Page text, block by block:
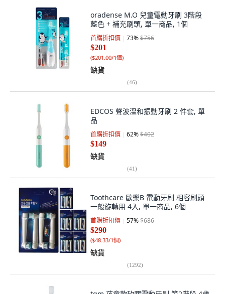
oradense M.O 兒童電動牙刷 3階段
藍色 + 補充刷頭, 單一商品, 1個
首購折扣價 73%$756
$201
($201.00/1個)
缺貨
(46)
EDCOS 聲波溫和振動牙刷 2 件套, 單
品
首購折扣價 62%$402
$149
缺貨
(41)
Toothcare 歐樂B 電動牙刷 相容刷頭
一般旋轉用 4入, 單一商品, 6個
首購折扣價 57%$686
$290
($48.33/1個)
缺貨
(1292)